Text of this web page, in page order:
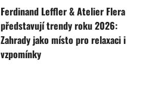
Ferdinand Leffler & Atelier Flera
představují trendy roku 2026:
Zahrady jako místo pro relaxaci i
vzpomínky